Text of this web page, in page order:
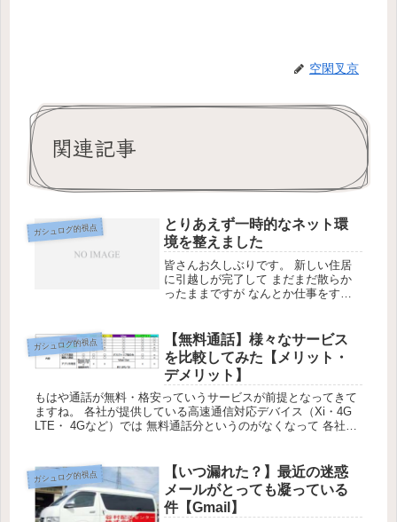
空閑叉京
関連記事
ガシュログ的視点
とりあえず一時的なネット環
境を整えました
皆さんお久しぶりです。 新しい住居
に引越しが完了して まだまだ散らか
ったままですが なんとか仕事をする
め まだ1週間ほどありますが、仕事を
いただいている 編集部の方から一...
ガシュログ的視点
【無料通話】様々なサービス
を比較してみた【メリット・
デメリット】
もはや通話が無料・格安っていうサービスが前提となってきて
ますね。 各社が提供している高速通信対応デバイス（Xi・4G
LTE・ 4Gなど）では 無料通話分というのがなくなって 各社と
ガシュログ的視点
【いつ漏れた？】最近の迷惑
メールがとっても凝っている
件【Gmail】